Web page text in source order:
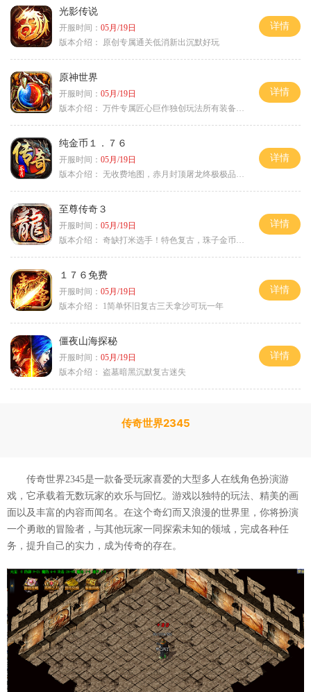
光影传说
开服时间： 05月/19日
版本介绍：
原创专属通关低消新出沉默好玩
详情
原神世界
开服时间： 05月/19日
版本介绍： 万件专属匠心巨作独创玩法所有装备靠打
详情
纯金币１．７６
开服时间： 05月/19日
版本介绍： 无收费地图，赤月封顶屠龙终极极品＋６
详情
至尊传奇３
开服时间： 05月/19日
版本介绍： 奇缺打米选手！特色复古，珠子金币释放珠子
详情
１７６免费
开服时间： 05月/19日
版本介绍：
1简单怀旧复古三天拿沙可玩一年
详情
僵夜山海探秘
开服时间： 05月/19日
版本介绍：
盗墓暗黑沉默复古迷失
详情
传奇世界2345
传奇世界2345是一款备受玩家喜爱的大型多人在线角色扮演游
戏，它承载着无数玩家的欢乐与回忆。游戏以独特的玩法、精美的画
面以及丰富的内容而闻名。在这个奇幻而又浪漫的世界里，你将扮演
一个勇敢的冒险者，与其他玩家一同探索未知的领域，完成各种任
务，提升自己的实力，成为传奇的存在。